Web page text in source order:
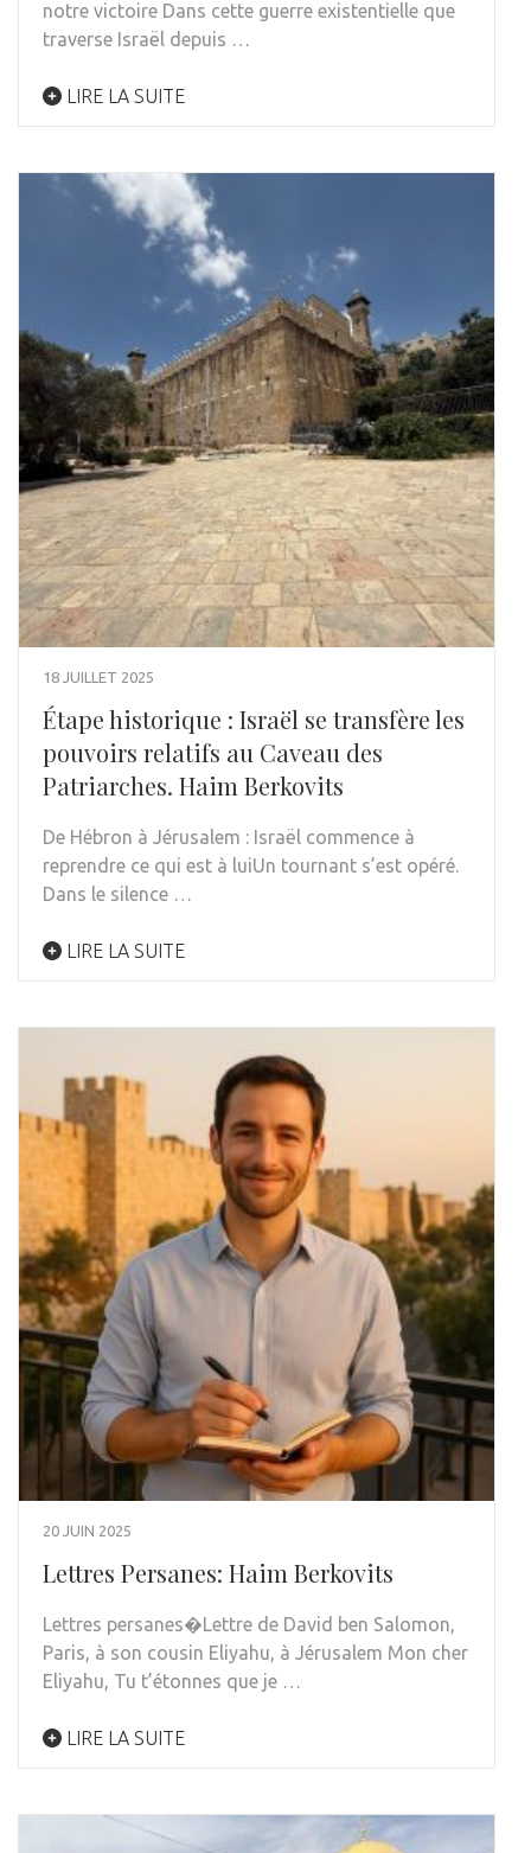
notre victoire Dans cette guerre existentielle que
traverse Israël depuis …
LIRE LA SUITE
18 JUILLET 2025
Étape historique : Israël se transfère les
pouvoirs relatifs au Caveau des
Patriarches. Haim Berkovits
De Hébron à Jérusalem : Israël commence à
reprendre ce qui est à luiUn tournant s’est opéré.
Dans le silence …
LIRE LA SUITE
20 JUIN 2025
Lettres Persanes: Haim Berkovits
Lettres persanes�Lettre de David ben Salomon,
Paris, à son cousin Eliyahu, à Jérusalem Mon cher
Eliyahu, Tu t’étonnes que je …
LIRE LA SUITE